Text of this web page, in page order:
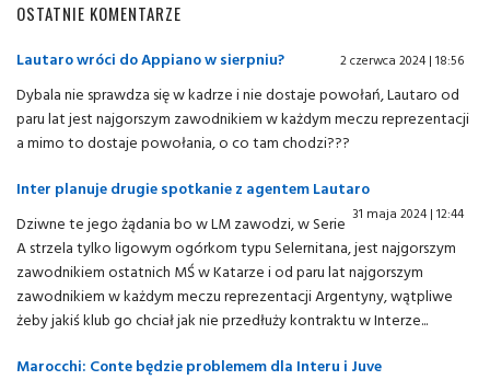
OSTATNIE KOMENTARZE
Lautaro wróci do Appiano w sierpniu? 2 czerwca 2024 | 18:56
Dybala nie sprawdza się w kadrze i nie dostaje powołań, Lautaro od
paru lat jest najgorszym zawodnikiem w każdym meczu reprezentacji
a mimo to dostaje powołania, o co tam chodzi???
Inter planuje drugie spotkanie z agentem Lautaro
31 maja 2024 | 12:44
Dziwne te jego żądania bo w LM zawodzi, w Serie
A strzela tylko ligowym ogórkom typu Selernitana, jest najgorszym
zawodnikiem ostatnich MŚ w Katarze i od paru lat najgorszym
zawodnikiem w każdym meczu reprezentacji Argentyny, wątpliwe
żeby jakiś klub go chciał jak nie przedłuży kontraktu w Interze...
Marocchi: Conte będzie problemem dla Interu i Juve